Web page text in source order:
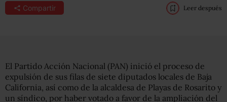
Compartir Leer después
El Partido Acción Nacional (PAN) inició el proceso de
expulsión de sus filas de siete diputados locales de Baja
California, así como de la alcaldesa de Playas de Rosarito y
un síndico, por haber votado a favor de la ampliación del